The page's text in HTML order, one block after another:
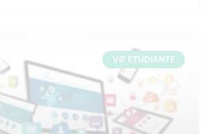
VIE ÉTUDIANTE